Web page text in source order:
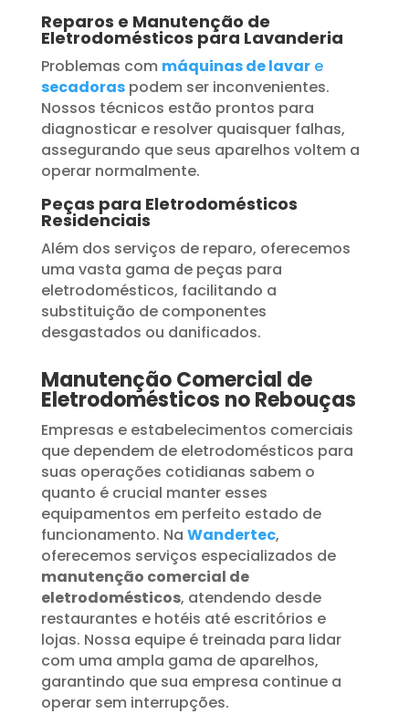
Reparos e Manutenção de
Eletrodomésticos para Lavanderia
Problemas com máquinas de lavare
secadoraspodem ser inconvenientes.
Nossos técnicos estão prontos para
diagnosticar e resolver quaisquer falhas,
assegurando que seus aparelhos voltem a
operar normalmente.
Peças para Eletrodomésticos
Residenciais
Além dos serviços de reparo, oferecemos
uma vasta gama de peças para
eletrodomésticos, facilitando a
substituição de componentes
desgastados ou danificados.
Manutenção Comercial de
Eletrodomésticos no Rebouças
Empresas e estabelecimentos comerciais
que dependem de eletrodomésticos para
suas operações cotidianas sabem o
quanto é crucial manter esses
equipamentos em perfeito estado de
funcionamento. Na Wandertec,
oferecemos serviços especializados de
manutenção comercial de
eletrodomésticos, atendendo desde
restaurantes e hotéis até escritórios e
lojas. Nossa equipe é treinada para lidar
com uma ampla gama de aparelhos,
garantindo que sua empresa continue a
operar sem interrupções.